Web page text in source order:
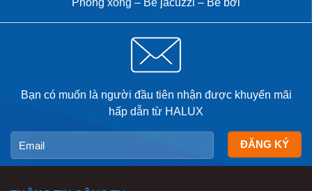
Phòng xông – Bể jacuzzi – Bể bơi
Bạn có muốn là người đầu tiên nhận được khuyến mãi
hấp dẫn từ HALUX